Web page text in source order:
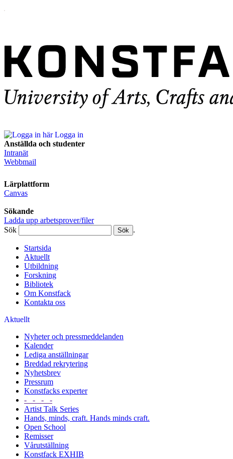
Logga in
Anställda och studenter
Intranät
Webbmail
Lärplattform
Canvas
Sökande
Ladda upp arbetsprover/filer
Sök
.
Startsida
Aktuellt
Utbildning
Forskning
Bibliotek
Om Konstfack
Kontakta oss
Aktuellt
Nyheter och pressmeddelanden
Kalender
Lediga anställningar
Breddad rekrytering
Nyhetsbrev
Pressrum
Konstfacks experter
- - - -
Artist Talk Series
Hands, minds, craft. Hands minds craft.
Open School
Remisser
Vårutställning
Konstfack EXHIB